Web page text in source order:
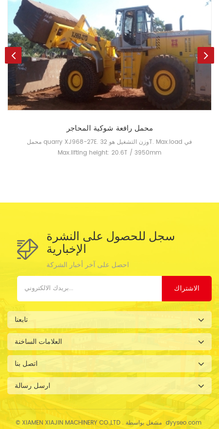
محمل رافعة شوكية المحاجر
محمل quarry XJ968-27E. وزن التشغيل هو 32T. Max.load في
Max.lifting height: 20.6T / 3950mm
سجل للحصول على النشرة
الإخبارية
احصل على آخر أخبار الشركة
الاشتراك
تابعنا
العلامات الساخنة
اتصل بنا
ارسل رسالة
dyyseo.com